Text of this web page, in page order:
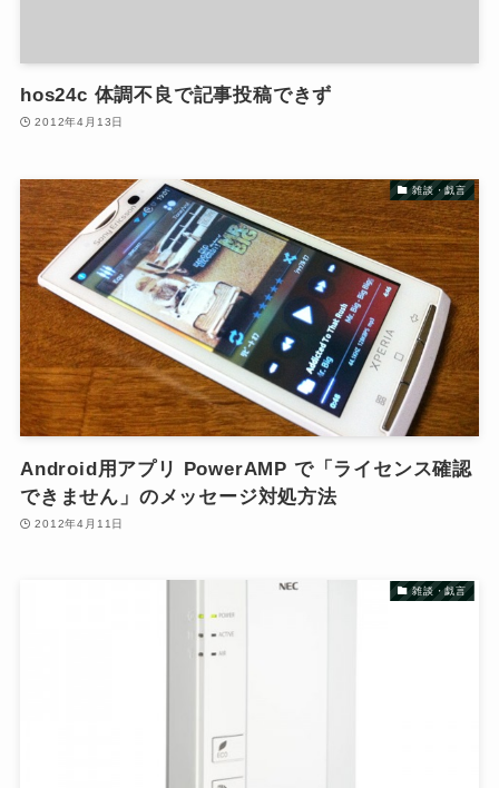
hos24c 体調不良で記事投稿できず
2012年4月13日
雑談・戯言
Android用アプリ PowerAMP で「ライセンス確認
できません」のメッセージ対処方法
2012年4月11日
雑談・戯言